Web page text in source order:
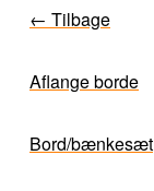
← Tilbage
Aflange borde
Bord/bænkesæt